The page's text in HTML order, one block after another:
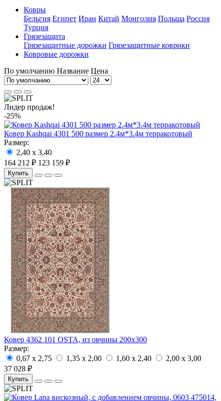
Ковры
Бельгия Египет Иран Китай Монголия Польша Россия
Турция
Грязезащита
Грязезащитные дорожки Грязезащитные коврики
Ковровые дорожки
По умолчанию Название Цена
Лидер продаж!
-25%
Ковер Kashqai 4301 500 размер 2.4м*3.4м терракотовый
Размер:
2,40 x 3,40
164 212 ₽ 123 159 ₽
Купить
Ковер 4362 101 OSTA, из овчины 200х300
Размер:
0,67 x 2,75
1,35 x 2,00 1,60 x 2,40
2,00 x 3,00
37 028 ₽
Купить